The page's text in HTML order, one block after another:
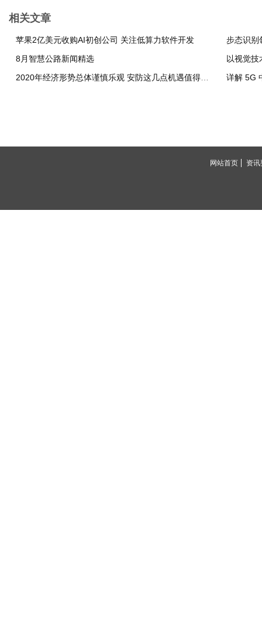
相关文章
苹果2亿美元收购AI初创公司 关注低算力软件开发
步态识别
8月智慧公路新闻精选
以视觉
详解 5G
网站首页 资讯